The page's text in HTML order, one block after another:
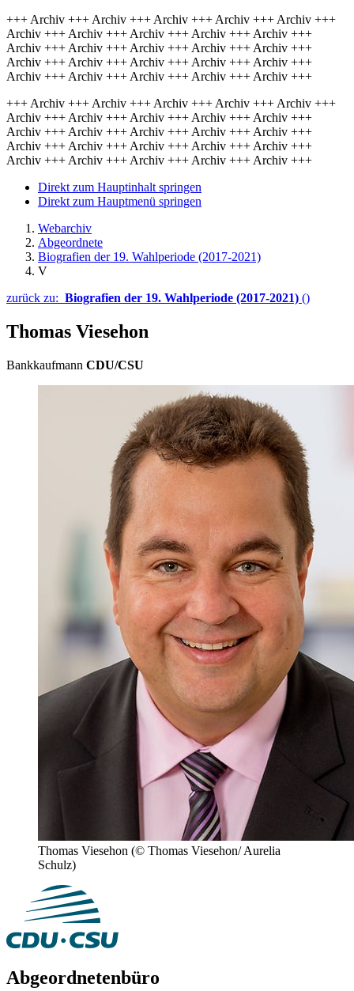
+++ Archiv +++ Archiv +++ Archiv +++ Archiv +++ Archiv +++
Archiv +++ Archiv +++ Archiv +++ Archiv +++ Archiv +++
Archiv +++ Archiv +++ Archiv +++ Archiv +++ Archiv +++
Archiv +++ Archiv +++ Archiv +++ Archiv +++ Archiv +++
Archiv +++ Archiv +++ Archiv +++ Archiv +++ Archiv +++
+++ Archiv +++ Archiv +++ Archiv +++ Archiv +++ Archiv +++
Archiv +++ Archiv +++ Archiv +++ Archiv +++ Archiv +++
Archiv +++ Archiv +++ Archiv +++ Archiv +++ Archiv +++
Archiv +++ Archiv +++ Archiv +++ Archiv +++ Archiv +++
Archiv +++ Archiv +++ Archiv +++ Archiv +++ Archiv +++
Direkt zum Hauptinhalt springen
Direkt zum Hauptmenü springen
Webarchiv
Abgeordnete
Biografien der 19. Wahlperiode (2017-2021)
V
zurück zu: Biografien der 19. Wahlperiode (2017-2021) ()
Thomas Viesehon
Bankkaufmann CDU/CSU
Thomas Viesehon (© Thomas Viesehon/ Aurelia
Schulz)
Abgeordnetenbüro